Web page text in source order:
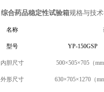
综合药品稳定性试验箱规格与技术
名称
型号 YP-150GSP
内胆尺寸 500×505×705（mm
外形尺寸 630×705×1270（